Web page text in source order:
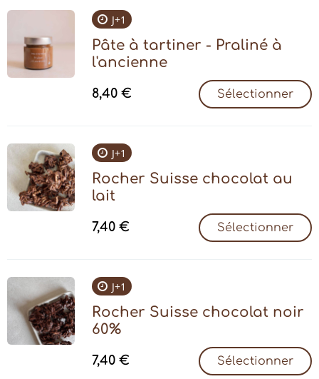
J+1
Pâte à tartiner - Praliné à
l'ancienne
8,40 € Sélectionner
J+1
Rocher Suisse chocolat au
lait
7,40 € Sélectionner
J+1
Rocher Suisse chocolat noir
60%
7,40 € Sélectionner